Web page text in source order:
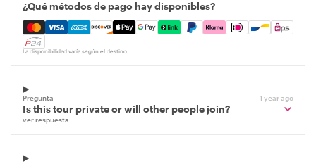
¿Qué métodos de pago hay disponibles?
Mastercard, Visa, Amex, Discover, Apple Pay, Google
La disponibilidad varía según el destino
Pregunta 1 year ago
Is this tour private or will other people join?
ver respuesta